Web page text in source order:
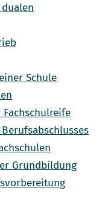
Schule
Fachschulreife
Grundbildung